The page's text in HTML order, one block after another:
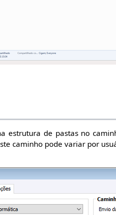
estrutura de pastas no
caminho pode variar por